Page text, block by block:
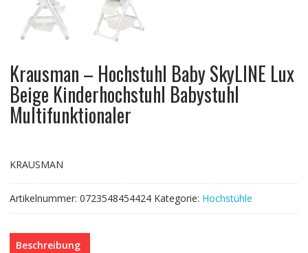
Krausman – Hochstuhl Baby SkyLINE Lux
Beige Kinderhochstuhl Babystuhl
Multifunktionaler
KRAUSMAN
Artikelnummer: 0723548454424 Kategorie: Hochstühle
Beschreibung